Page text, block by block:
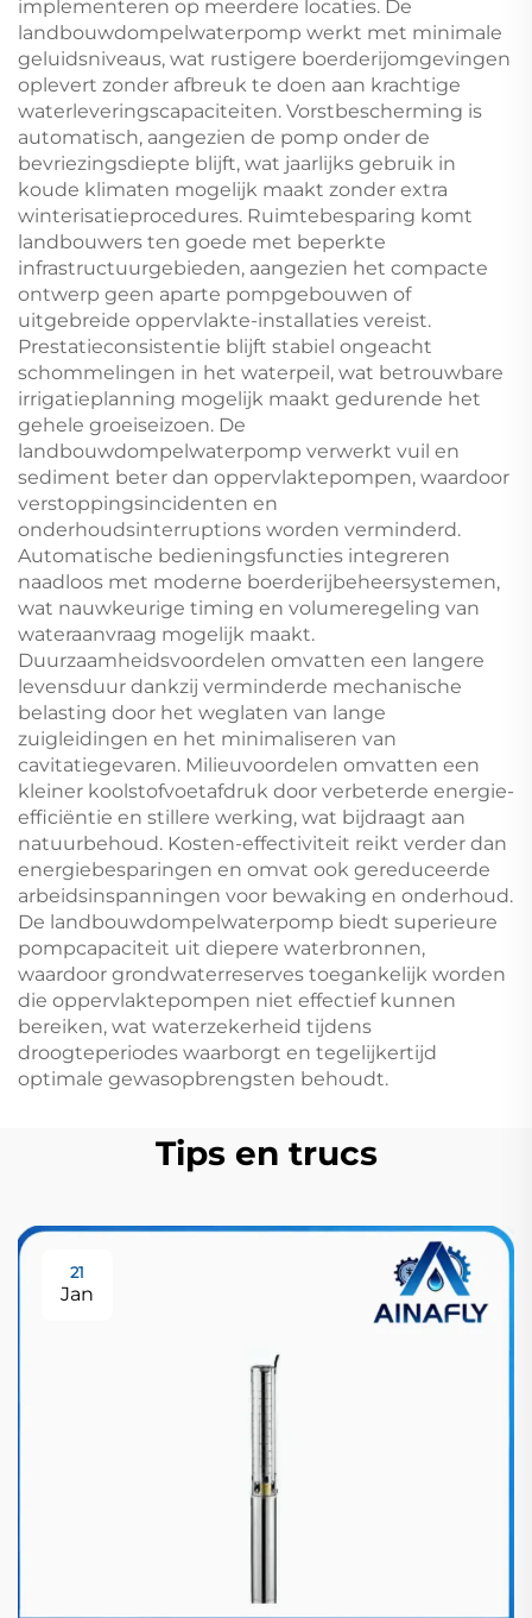
implementeren op meerdere locaties. De
landbouwdompelwaterpomp werkt met minimale
geluidsniveaus, wat rustigere boerderijomgevingen
oplevert zonder afbreuk te doen aan krachtige
waterleveringscapaciteiten. Vorstbescherming is
automatisch, aangezien de pomp onder de
bevriezingsdiepte blijft, wat jaarlijks gebruik in
koude klimaten mogelijk maakt zonder extra
winterisatieprocedures. Ruimtebesparing komt
landbouwers ten goede met beperkte
infrastructuurgebieden, aangezien het compacte
ontwerp geen aparte pompgebouwen of
uitgebreide oppervlakte-installaties vereist.
Prestatieconsistentie blijft stabiel ongeacht
schommelingen in het waterpeil, wat betrouwbare
irrigatieplanning mogelijk maakt gedurende het
gehele groeiseizoen. De
landbouwdompelwaterpomp verwerkt vuil en
sediment beter dan oppervlaktepompen, waardoor
verstoppingsincidenten en
onderhoudsinterruptions worden verminderd.
Automatische bedieningsfuncties integreren
naadloos met moderne boerderijbeheersystemen,
wat nauwkeurige timing en volumeregeling van
wateraanvraag mogelijk maakt.
Duurzaamheidsvoordelen omvatten een langere
levensduur dankzij verminderde mechanische
belasting door het weglaten van lange
zuigleidingen en het minimaliseren van
cavitatiegevaren. Milieuvoordelen omvatten een
kleiner koolstofvoetafdruk door verbeterde energie-
efficiëntie en stillere werking, wat bijdraagt aan
natuurbehoud. Kosten-effectiviteit reikt verder dan
energiebesparingen en omvat ook gereduceerde
arbeidsinspanningen voor bewaking en onderhoud.
De landbouwdompelwaterpomp biedt superieure
pompcapaciteit uit diepere waterbronnen,
waardoor grondwaterreserves toegankelijk worden
die oppervlaktepompen niet effectief kunnen
bereiken, wat waterzekerheid tijdens
droogteperiodes waarborgt en tegelijkertijd
optimale gewasopbrengsten behoudt.
Tips en trucs
21
Jan